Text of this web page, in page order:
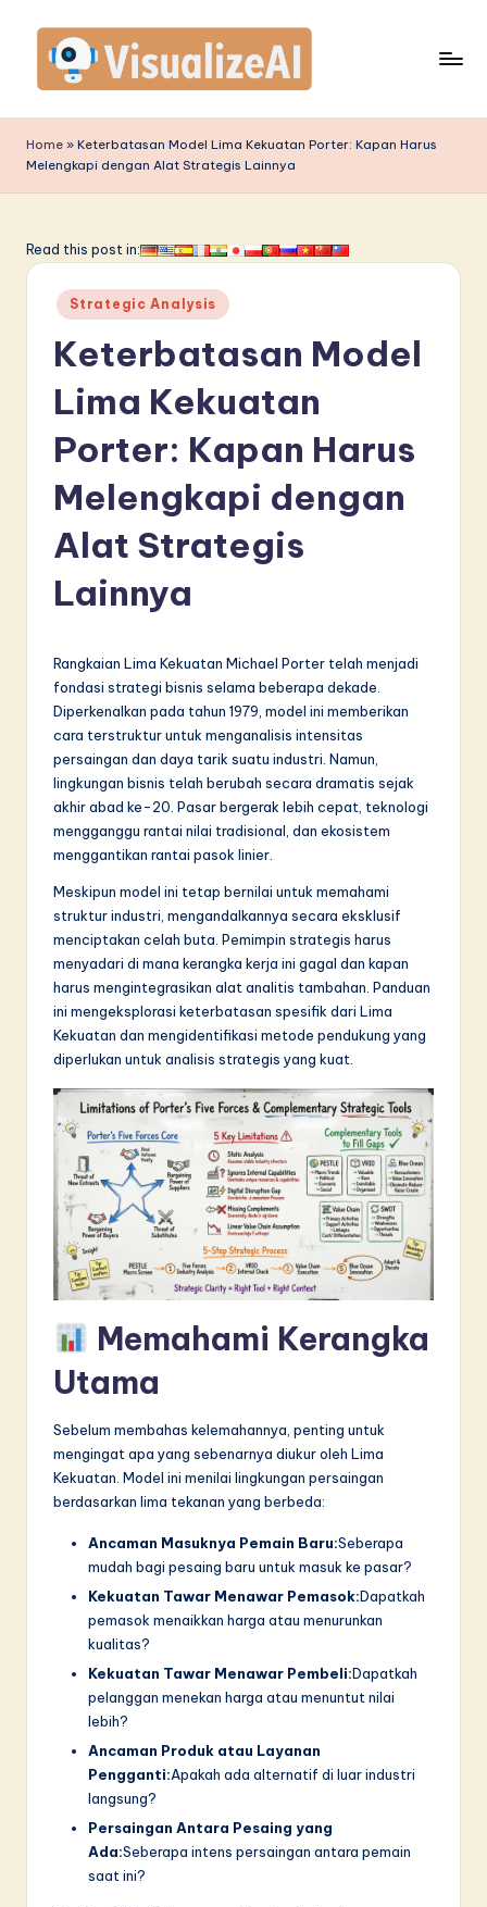
content
is
u
li
A
L
in
A
&
w
Home » Keterbatasan Model Lima Kekuatan Porter: Kapan Harus
Melengkapi dengan Alat Strategis Lainnya
Read this post in:
Posted
in
Strategic Analysis
Keterbatasan Model
Lima Kekuatan
Porter: Kapan Harus
Melengkapi dengan
Alat Strategis
Lainnya
Rangkaian Lima Kekuatan Michael Porter telah menjadi
fondasi strategi bisnis selama beberapa dekade.
Diperkenalkan pada tahun 1979, model ini memberikan
cara terstruktur untuk menganalisis intensitas
persaingan dan daya tarik suatu industri. Namun,
lingkungan bisnis telah berubah secara dramatis sejak
akhir abad ke-20. Pasar bergerak lebih cepat, teknologi
mengganggu rantai nilai tradisional, dan ekosistem
menggantikan rantai pasok linier.
Meskipun model ini tetap bernilai untuk memahami
struktur industri, mengandalkannya secara eksklusif
menciptakan celah buta. Pemimpin strategis harus
menyadari di mana kerangka kerja ini gagal dan kapan
harus mengintegrasikan alat analitis tambahan. Panduan
ini mengeksplorasi keterbatasan spesifik dari Lima
Kekuatan dan mengidentifikasi metode pendukung yang
diperlukan untuk analisis strategis yang kuat.
Memahami Kerangka
Utama
Sebelum membahas kelemahannya, penting untuk
mengingat apa yang sebenarnya diukur oleh Lima
Kekuatan. Model ini menilai lingkungan persaingan
berdasarkan lima tekanan yang berbeda:
Ancaman Masuknya Pemain Baru:Seberapa
mudah bagi pesaing baru untuk masuk ke pasar?
Kekuatan Tawar Menawar Pemasok:Dapatkah
pemasok menaikkan harga atau menurunkan
kualitas?
Kekuatan Tawar Menawar Pembeli:Dapatkah
pelanggan menekan harga atau menuntut nilai
lebih?
Ancaman Produk atau Layanan
Pengganti:Apakah ada alternatif di luar industri
langsung?
Persaingan Antara Pesaing yang
Ada:Seberapa intens persaingan antara pemain
saat ini?